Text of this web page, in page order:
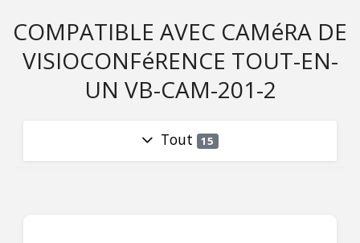
COMPATIBLE AVEC CAMéRA DE
VISIOCONFéRENCE TOUT-EN-
UN VB-CAM-201-2
Tout 15